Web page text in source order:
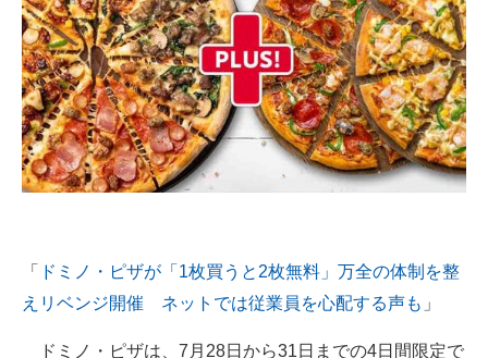
「
ドミノ・ピザが「1枚買うと2枚無料」万全の体制を整
えリベンジ開催 ネットでは従業員を心配する声も 」
ドミノ・ピザは、7月28日から31日までの4日間限定で